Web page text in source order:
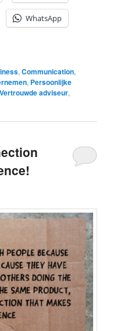
WhatsApp
,Communication,
, Persoonlijke
Vertrouwde adviseur,